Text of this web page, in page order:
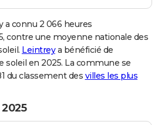
a connu 2 066 heures
contre une moyenne nationale des
Leintreya bénéficié de
soleil en 2025. La commune se
du classement des villes les plus